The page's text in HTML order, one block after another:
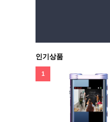
인기상품
1